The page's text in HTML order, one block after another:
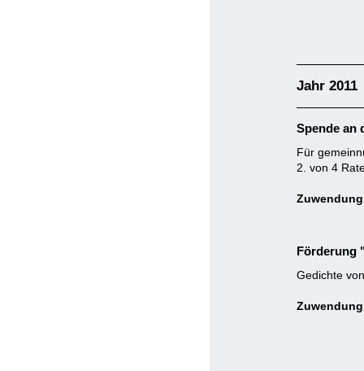
Jahr 2011
Spende an
Für
2. von 4
Förderung
Gedichte